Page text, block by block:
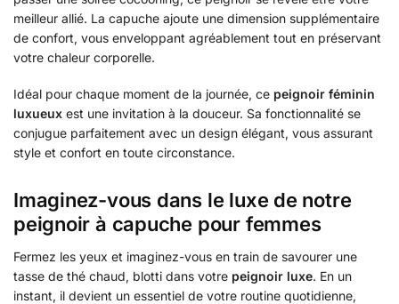
meilleur allié. La capuche ajoute une dimension supplémentaire
de confort, vous enveloppant agréablement tout en préservant
votre chaleur corporelle.
Idéal pour chaque moment de la journée, ce peignoir féminin
luxueux est une invitation à la douceur. Sa fonctionnalité se
conjugue parfaitement avec un design élégant, vous assurant
style et confort en toute circonstance.
Imaginez-vous dans le luxe de notre
peignoir à capuche pour femmes
Fermez les yeux et imaginez-vous en train de savourer une
tasse de thé chaud, blotti dans votre peignoir luxe. En un
instant, il devient un essentiel de votre routine quotidienne,